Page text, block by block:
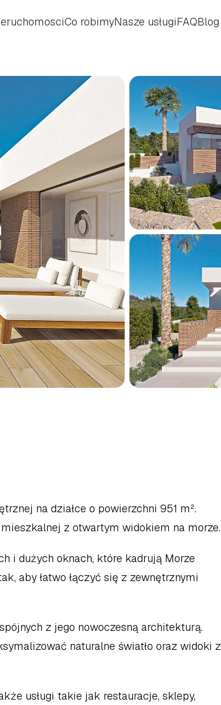
Co robimyNasze usługiFAQBlog
na działce o powierzchni 951 m².
z otwartym widokiem na morze.
i dużych oknach, które kadrują Morze
aby łatwo łączyć się z zewnętrznymi
z jego nowoczesną architekturą.
naturalne światło oraz widoki z
usługi takie jak restauracje, sklepy,